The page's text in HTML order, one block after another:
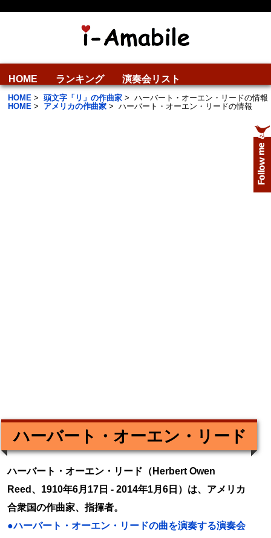
HOME ランキング 演奏会リスト
HOME > 頭文字「リ」の作曲家 > ハーバート・オーエン・リードの情報
HOME > アメリカの作曲家 > ハーバート・オーエン・リードの情報
ハーバート・オーエン・リード
ハーバート・オーエン・リード（Herbert Owen
Reed、1910年6月17日 - 2014年1月6日）は、アメリカ
合衆国の作曲家、指揮者。
●ハーバート・オーエン・リードの曲を演奏する演奏会